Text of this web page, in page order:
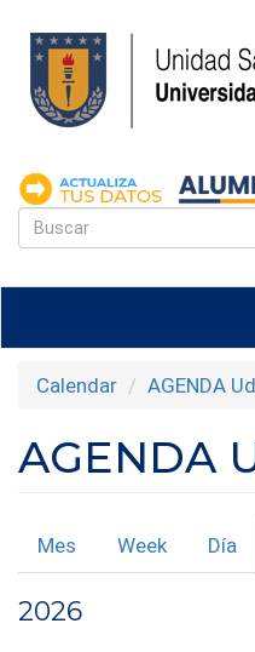
contenido
principal
FORMULARIO
Calendar
AGENDA
AGENDA
SOLAPAS
Mes Week Día
2026